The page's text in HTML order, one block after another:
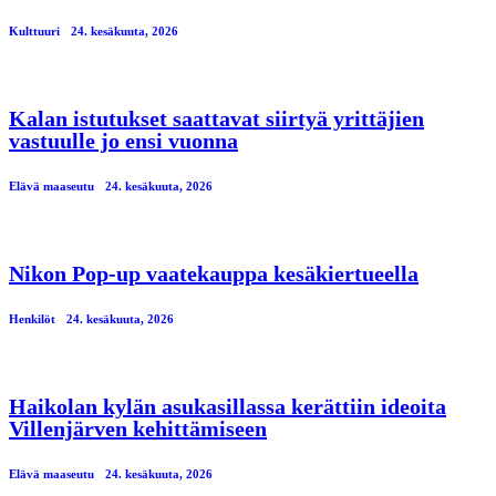
Kulttuuri 24. kesäkuuta, 2026
Kalan istutukset saattavat siirtyä yrittäjien
vastuulle jo ensi vuonna
Elävä maaseutu 24. kesäkuuta, 2026
Nikon Pop-up vaatekauppa kesäkiertueella
Henkilöt 24. kesäkuuta, 2026
Haikolan kylän asukasillassa kerättiin ideoita
Villenjärven kehittämiseen
Elävä maaseutu 24. kesäkuuta, 2026